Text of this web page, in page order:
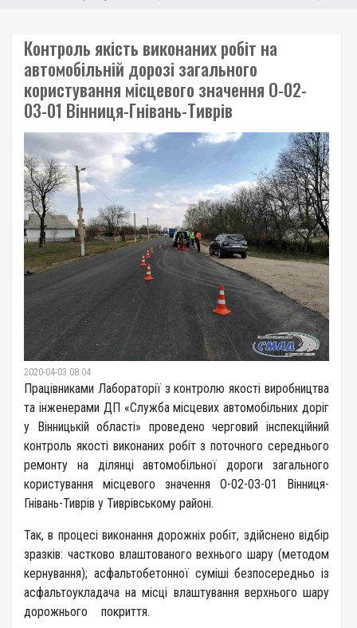
Контроль якість виконаних робіт на
автомобільній дорозі загального
користування місцевого значення О-02-
03-01 Вінниця-Гнівань-Тиврів
2020-04-03 08:04
Працівниками Лабораторії з контролю якості виробництва
та інженерами ДП «Служба місцевих автомобільних доріг
у Вінницькій області» проведено черговий інспекційний
контроль якості виконаних робіт з поточного середнього
ремонту на ділянці автомобільної дороги загального
користування місцевого значення О-02-03-01 Вінниця-
Гнівань-Тиврів у Тиврівському районі.
Так, в процесі виконання дорожніх робіт, здійснено відбір
зразків: частково влаштованого вехнього шару (методом
кернування); асфальтобетонної суміші безпосередньо із
асфальтоукладача на місці влаштування верхнього шару
дорожнього покриття.